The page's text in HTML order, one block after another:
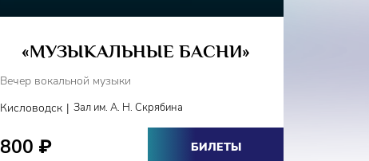
«МУЗЫКАЛЬНЫЕ БАСНИ»
Вечер вокальной музыки
Кисловодск | Зал им. А. Н. Скрябина
800 ₽ БИЛЕТЫ